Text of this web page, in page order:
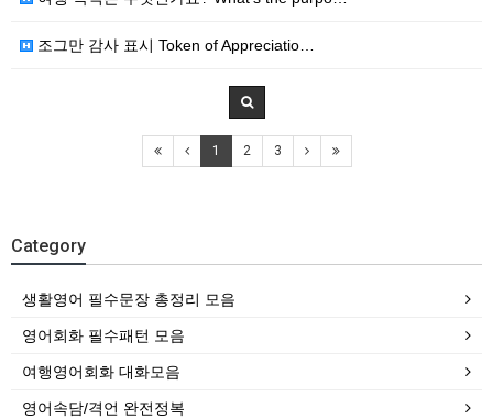
조그만 감사 표시 Token of Appreciatio…
1 2 3
Category
생활영어 필수문장 총정리 모음
영어회화 필수패턴 모음
여행영어회화 대화모음
영어속담/격언 완전정복